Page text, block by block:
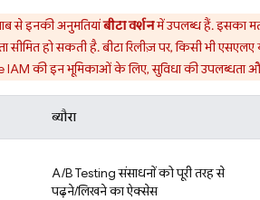
से इनकी अनुमतियांबीटा वर्शनमें उपलब्ध हैं. इसका
हो सकती है. बीटा रिलीज़ पर, किसी भी एसएलए
IAM की इन भूमिकाओं के लिए, सुविधा की उपलब्धता और
ब्यौरा
A/B Testingसंसाधनों को पूरी तरह से
पढ़ने/लिखने का ऐक्सेस